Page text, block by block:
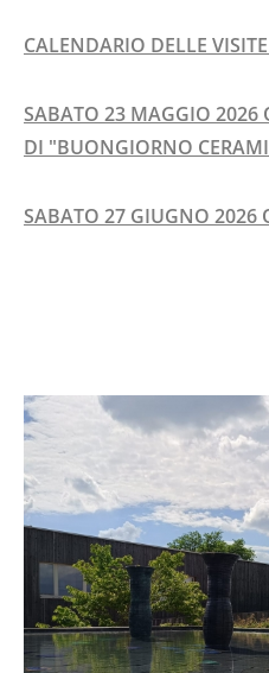
CALENDARIO DELLE
SABATO 23 MAGGIO 2026
DI "BUONGIORNO
SABATO 27 GIUGNO 2026